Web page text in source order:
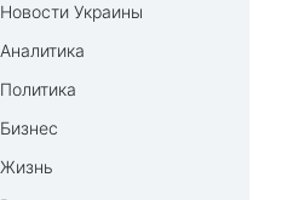
Новости Украины
Аналитика
Политика
Бизнес
Жизнь